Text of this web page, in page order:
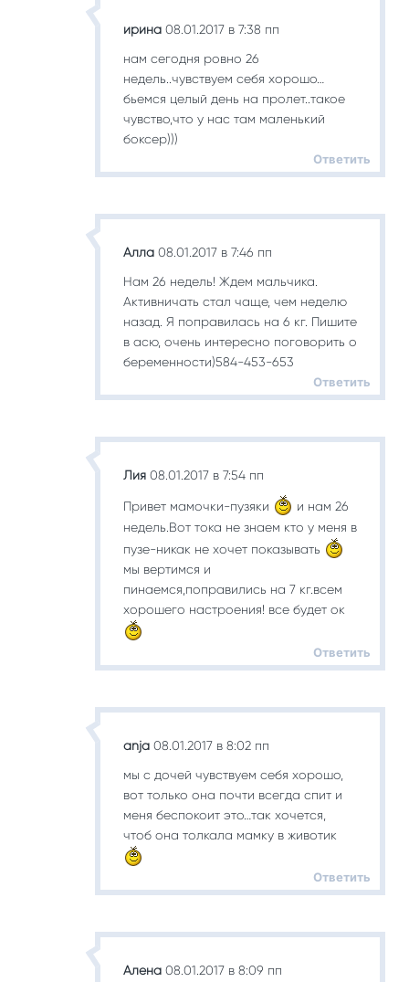
ирина 08.01.2017 в 7:38 пп
нам сегодня ровно 26
недель..чувствуем себя хорошо…
бьемся целый день на пролет..такое
чувство,что у нас там маленький
боксер)))
Ответить
Алла 08.01.2017 в 7:46 пп
Нам 26 недель! Ждем мальчика.
Активничать стал чаще, чем неделю
назад. Я поправилась на 6 кг. Пишите
в асю, очень интересно поговорить о
беременности)584-453-653
Ответить
Лия 08.01.2017 в 7:54 пп
Привет мамочки-пузяки
и нам 26
недель.Вот тока не знаем кто у меня в
пузе-никак не хочет показывать
мы вертимся и
пинаемся,поправились на 7 кг.всем
хорошего настроения! все будет ок
Ответить
anja 08.01.2017 в 8:02 пп
мы с дочей чувствуем себя хорошо,
вот только она почти всегда спит и
меня беспокоит это…так хочется,
чтоб она толкала мамку в животик
Ответить
Алена 08.01.2017 в 8:09 пп